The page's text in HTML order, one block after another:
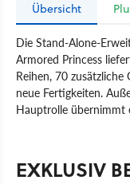
Übersicht
Die Stand-Alone-
Armored Princess
Reihen, 70
neue Fertigkeiten.
Hauptrolle übernimmt
Katauri Interactive
EXKLUSIV